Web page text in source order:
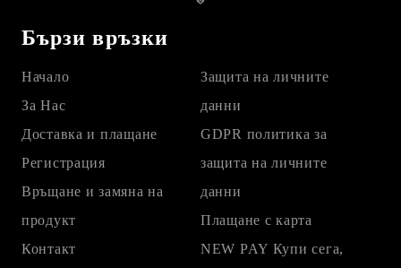
Бързи връзки
Начало
За Нас
Доставка и плащане
Регистрация
Връщане и замяна на
продукт
Контакт
Защита на личните
данни
GDPR политика за
защита на личните
данни
Плащане с карта
NEW PAY Купи сега,